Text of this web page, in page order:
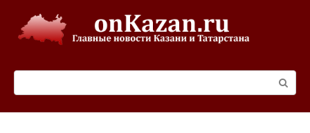
контенту